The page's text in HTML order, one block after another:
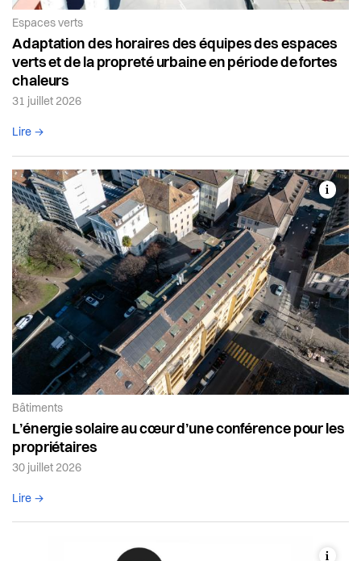
Article de la catégorie:
Espaces verts
Adaptation des horaires des équipes des espaces
verts et de la propreté urbaine en période de fortes
chaleurs
31 juillet 2026
Lire →
Article de la catégorie:
Bâtiments
L’énergie solaire au cœur d’une conférence pour les
propriétaires
30 juillet 2026
Lire →